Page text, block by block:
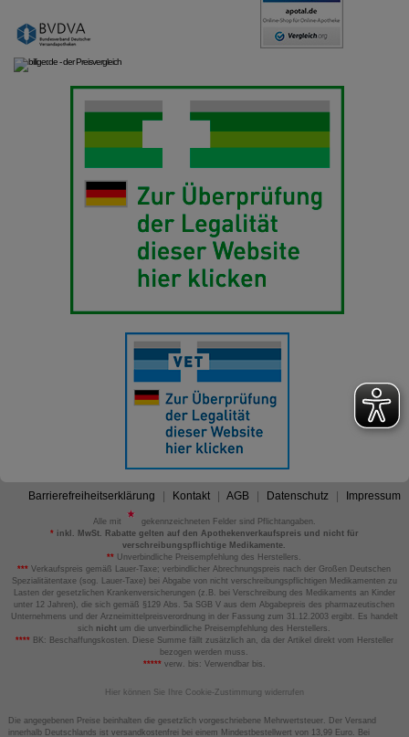
Barrierefreiheitserklärung Kontakt AGB Datenschutz Impressum
Alle mit
gekennzeichneten Felder sind Pflichtangaben.
*inkl. MwSt. Rabatte gelten auf den Apothekenverkaufspreis und nicht für
verschreibungspflichtige Medikamente.
** Unverbindliche Preisempfehlung des Herstellers.
*** Verkaufspreis gemäß Lauer-Taxe; verbindlicher Abrechnungspreis nach der Großen Deutschen
Spezialitätentaxe (sog. Lauer-Taxe) bei Abgabe von nicht verschreibungspflichtigen Medikamenten zu
Lasten der gesetzlichen Krankenversicherungen (z.B. bei Verschreibung des Medikaments an Kinder
unter 12 Jahren), die sich gemäß §129 Abs. 5a SGB V aus dem Abgabepreis des pharmazeutischen
Unternehmens und der Arzneimittelpreisverordnung in der Fassung zum 31.12.2003 ergibt. Es handelt
sich nicht um die unverbindliche Preisempfehlung des Herstellers.
****BK: Beschaffungskosten. Diese Summe fällt zusätzlich an, da der Artikel direkt vom Hersteller
bezogen werden muss.
*****verw. bis: Verwendbar bis.
Hier können Sie Ihre Cookie-Zustimmung widerrufen
Die angegebenen Preise beinhalten die gesetzlich vorgeschriebene Mehrwertsteuer. Der Versand
innerhalb Deutschlands ist versandkostenfrei bei einem Mindestbestellwert von 13,99 Euro. Bei